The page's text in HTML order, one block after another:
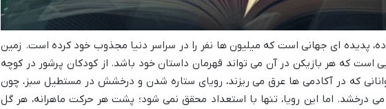
پدیده ای جهانی است که میلیون ها نفر را در سراسر دنیا مجذوب خود کرده است. زمین
است که هر بازیکن در آن می تواند قهرمان داستان خود باشد. از کودکان پرشور در کوچه
که در آکادمی ها عرق می ریزند، رویای ستاره شدن و درخشش در مستطیل سبز، چون
درخشد. اما این رویا، تنها با استعداد محقق نمی شود؛ پشت هر حرکت ماهرانه، هر گل